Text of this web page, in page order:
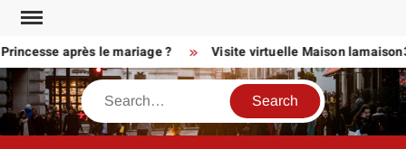
Skip
content
après le mariage ? Visite virtuelle Maison
Search